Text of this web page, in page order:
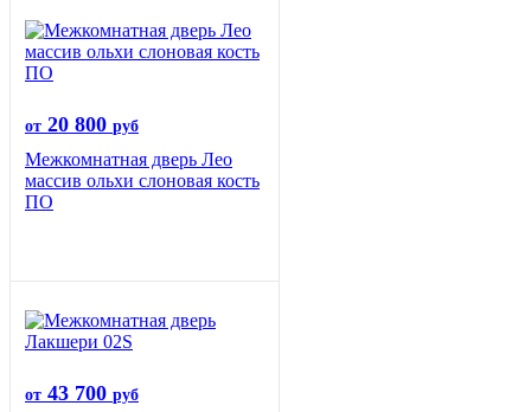
от 20 800 руб
Межкомнатная дверь Лео
массив ольхи слоновая кость
ПО
от 43 700 руб